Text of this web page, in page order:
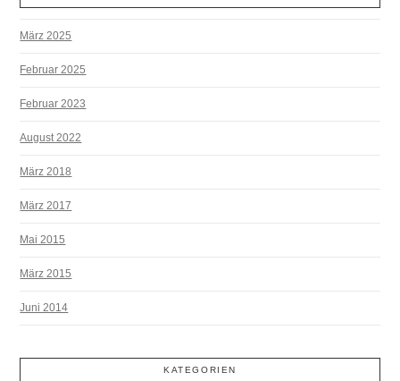
März 2025
Februar 2025
Februar 2023
August 2022
März 2018
März 2017
Mai 2015
März 2015
Juni 2014
KATEGORIEN